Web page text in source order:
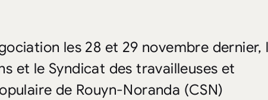
les 28 et 29 novembre dernier,
et le Syndicat des travailleuses et
de Rouyn-Noranda (CSN)